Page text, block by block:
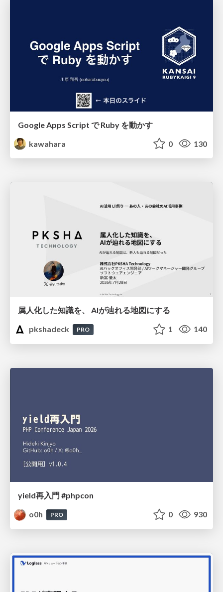
Google Apps Script で Ruby を動かす
kawahara
0 130
属人化した知識を、 AIが辿れる地図にする
pkshadeck
PRO 1 140
yield再入門 #phpcon
o0h
PRO 0 930